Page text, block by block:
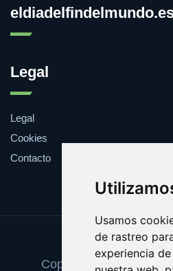
Usamos
de rastreo
experiencia
Legal
Legal
Cookies
Contacto
Update cookies
Copyright © 2025